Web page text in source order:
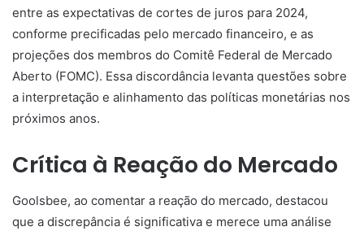
entre as expectativas de cortes de juros para 2024,
conforme precificadas pelo mercado financeiro, e as
projeções dos membros do Comitê Federal de Mercado
Aberto (FOMC). Essa discordância levanta questões sobre
a interpretação e alinhamento das políticas monetárias nos
próximos anos.
Crítica à Reação do Mercado
Goolsbee, ao comentar a reação do mercado, destacou
que a discrepância é significativa e merece uma análise